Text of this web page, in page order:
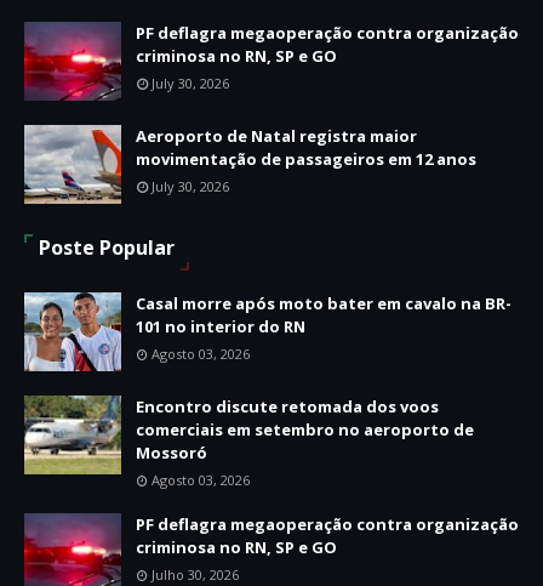
PF deflagra megaoperação contra organização
criminosa no RN, SP e GO
July 30, 2026
Aeroporto de Natal registra maior
movimentação de passageiros em 12 anos
July 30, 2026
Poste Popular
Casal morre após moto bater em cavalo na BR-
101 no interior do RN
Agosto 03, 2026
Encontro discute retomada dos voos
comerciais em setembro no aeroporto de
Mossoró
Agosto 03, 2026
PF deflagra megaoperação contra organização
criminosa no RN, SP e GO
Julho 30, 2026